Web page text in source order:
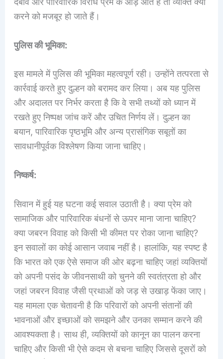
करने को मजबूर हो जाते हैं।
पुलिस की भूमिका:
इस मामले में पुलिस की भूमिका महत्वपूर्ण रही। उन्होंने तत्परता से
कार्रवाई करते हुए दुल्हन को बरामद कर लिया। अब यह पुलिस
और अदालत पर निर्भर करता है कि वे सभी तथ्यों को ध्यान में
रखते हुए निष्पक्ष जांच करें और उचित निर्णय लें। दुल्हन का
बयान, पारिवारिक पृष्ठभूमि और अन्य प्रासंगिक सबूतों का
सावधानीपूर्वक विश्लेषण किया जाना चाहिए।
निष्कर्ष:
सिवान में हुई यह घटना कई सवाल उठाती है। क्या प्रेम को
सामाजिक और पारिवारिक बंधनों से ऊपर माना जाना चाहिए?
क्या जबरन विवाह को किसी भी कीमत पर रोका जाना चाहिए?
इन सवालों का कोई आसान जवाब नहीं है। हालांकि, यह स्पष्ट है
कि भारत को एक ऐसे समाज की ओर बढ़ना चाहिए जहां व्यक्तियों
को अपनी पसंद के जीवनसाथी को चुनने की स्वतंत्रता हो और
जहां जबरन विवाह जैसी प्रथाओं को जड़ से उखाड़ फेंका जाए।
यह मामला एक चेतावनी है कि परिवारों को अपनी संतानों की
भावनाओं और इच्छाओं को समझने और उनका सम्मान करने की
आवश्यकता है। साथ ही, व्यक्तियों को कानून का पालन करना
चाहिए और किसी भी ऐसे कदम से बचना चाहिए जिससे दूसरों को